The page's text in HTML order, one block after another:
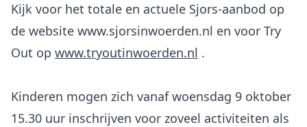
Kijk voor het totale en actuele Sjors-aanbod op
de website www.sjorsinwoerden.nl en voor Try
Out op www.tryoutinwoerden.nl .
Kinderen mogen zich vanaf woensdag 9 oktober
15.30 uur inschrijven voor zoveel activiteiten als